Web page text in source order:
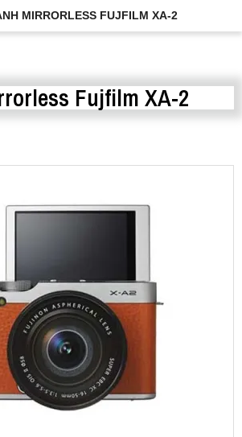
MIRRORLESS FUJFILM XA-2
Fujfilm XA-2